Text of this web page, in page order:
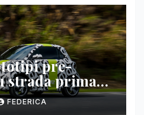
pre-
strada prima
show 2026
FEDERICA